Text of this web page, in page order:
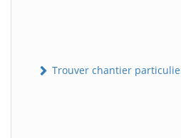
Trouver chantier